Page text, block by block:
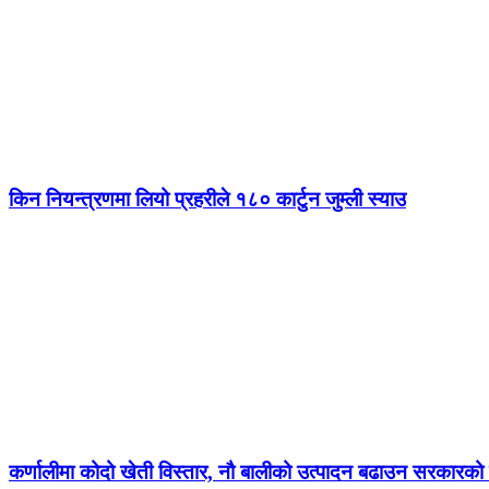
किन नियन्त्रणमा लियो प्रहरीले १८० कार्टुन जुम्ली स्याउ
कर्णालीमा कोदो खेती विस्तार, नौ बालीको उत्पादन बढाउन